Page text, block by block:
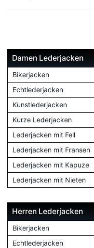
Damen Lederjacken
Bikerjacken
Echtlederjacken
Kunstlederjacken
Kurze Lederjacken
Lederjacken mit Fell
Lederjacken mit Fransen
Lederjacken mit Kapuze
Lederjacken mit Nieten
Herren Lederjacken
Bikerjacken
Echtlederjacken